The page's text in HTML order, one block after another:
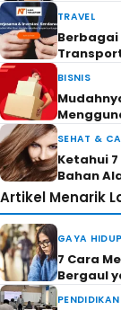
TRAVEL
Berbagai
BISNIS
SEHAT &
Ketahui
Bahan
Artikel Menarik
GAYA HIDUP
7 Cara
Bergaul
PENDIDIKAN